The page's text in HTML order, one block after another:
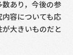
あり，今後の参
容についても応
大きいものだと